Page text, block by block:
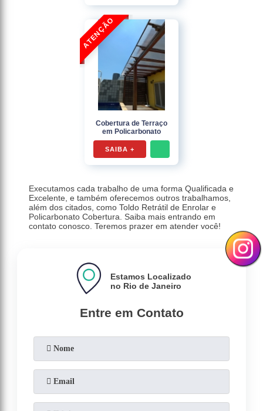
Cobertura de Terraço
em Policarbonato
SAIBA +
Executamos cada trabalho de uma forma Qualificada e
Excelente, e também oferecemos outros trabalhamos,
além dos citados, como Toldo Retrátil de Enrolar e
Policarbonato Cobertura. Saiba mais entrando em
contato conosco. Teremos prazer em atender você!
Entre em Contato
Estamos Localizado
no Rio de Janeiro